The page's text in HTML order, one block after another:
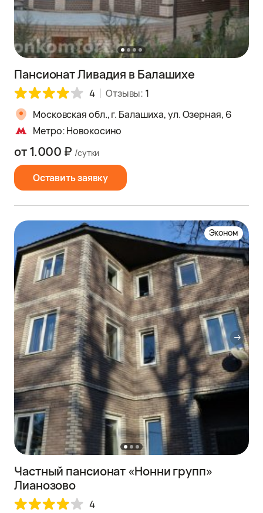
Пансионат Ливадия в Балашихе
4 Отзывы: 1
Московская обл., г. Балашиха, ул. Озерная, 6
Метро: Новокосино
Оставить заявку
от 1.000 ₽ /сутки
Эконом
Частный пансионат «Нонни групп»
Лианозово
4